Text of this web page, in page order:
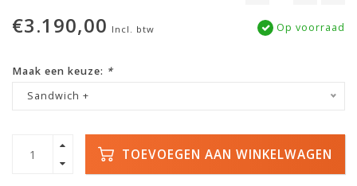
€3.190,00 Incl. btw Op voorraad
Maak een keuze: *
Sandwich +
TOEVOEGEN AAN WINKELWAGEN